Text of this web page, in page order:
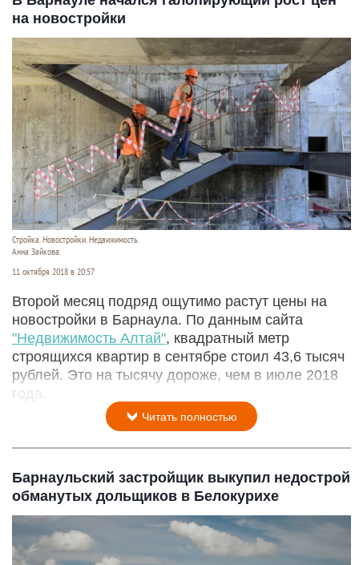
на новостройки
Стройка. Новостройки. Недвижимость.
Анна Зайкова.
11 октября 2018 в 20:57
Второй месяц подряд ощутимо растут цены на
новостройки в Барнаула. По данным сайта
"Недвижимость Алтай", квадратный метр
строящихся квартир в сентябре стоил 43,6 тысяч
рублей. Это на тысячу дороже, чем в июле 2018
года.
Читать полностью
Барнаульский застройщик выкупил недострой
обманутых дольщиков в Белокурихе